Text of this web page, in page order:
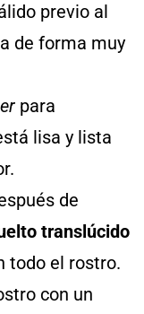
previo al
de forma muy
para
lisa y lista
de
translúcido
todo el rostro.
con un